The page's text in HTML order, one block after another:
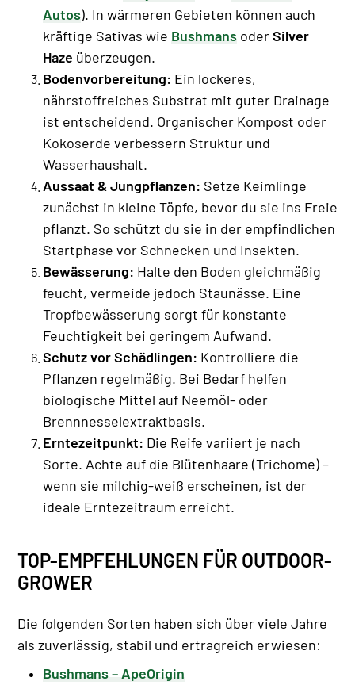
Autos). In wärmeren Gebieten können auch
kräftige Sativas wie Bushmans oderSilver
Haze überzeugen.
Bodenvorbereitung: Ein lockeres,
nährstoffreiches Substrat mit guter Drainage
ist entscheidend. Organischer Kompost oder
Kokoserde verbessern Struktur und
Wasserhaushalt.
Aussaat & Jungpflanzen: Setze Keimlinge
zunächst in kleine Töpfe, bevor du sie ins Freie
pflanzt. So schützt du sie in der empfindlichen
Startphase vor Schnecken und Insekten.
Bewässerung: Halte den Boden gleichmäßig
feucht, vermeide jedoch Staunässe. Eine
Tropfbewässerung sorgt für konstante
Feuchtigkeit bei geringem Aufwand.
Schutz vor Schädlingen: Kontrolliere die
Pflanzen regelmäßig. Bei Bedarf helfen
biologische Mittel auf Neemöl- oder
Brennnesselextraktbasis.
Erntezeitpunkt: Die Reife variiert je nach
Sorte. Achte auf die Blütenhaare (Trichome) –
wenn sie milchig-weiß erscheinen, ist der
ideale Erntezeitraum erreicht.
TOP-EMPFEHLUNGEN FÜR OUTDOOR-
GROWER
Die folgenden Sorten haben sich über viele Jahre
als zuverlässig, stabil und ertragreich erwiesen:
Bushmans – ApeOrigin